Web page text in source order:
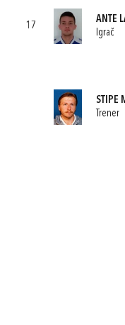
17
ANTE
Igrač
STIPE
Trener